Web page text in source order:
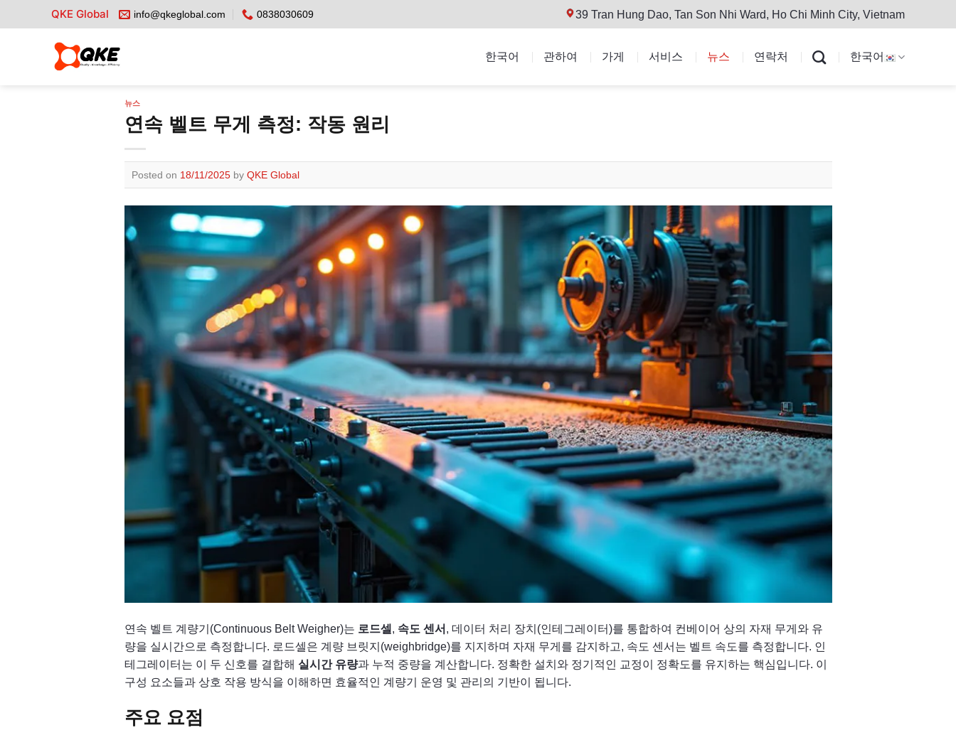
to
QKE Global info@qkeglobal.com 0838030609 39 Tran Hung Dao, Tan Son Nhi Ward, Ho Chi Minh City, Vietnam
한국어 관하여 가게 서비스 뉴스 연락처 한국어
뉴스
연속 벨트 무게 측정: 작동 원리
Posted on 18/11/2025 by QKE Global
연속 벨트 계량기(Continuous Belt Weigher)는 로드셀 , 속도 센서 , 데이터 처리 장치(인테그레이터)를 통합하여 컨베이어 상의 자재 무게와 유
량을 실시간으로 측정합니다. 로드셀은 계량 브릿지(weighbridge)를 지지하며 자재 무게를 감지하고, 속도 센서는 벨트 속도를 측정합니다. 인
테그레이터는 이 두 신호를 결합해 실시간 유량과 누적 중량을 계산합니다. 정확한 설치와 정기적인 교정이 정확도를 유지하는 핵심입니다. 이
구성 요소들과 상호 작용 방식을 이해하면 효율적인 계량기 운영 및 관리의 기반이 됩니다.
주요 요점